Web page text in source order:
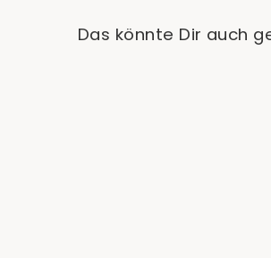
Das könnte Dir auch